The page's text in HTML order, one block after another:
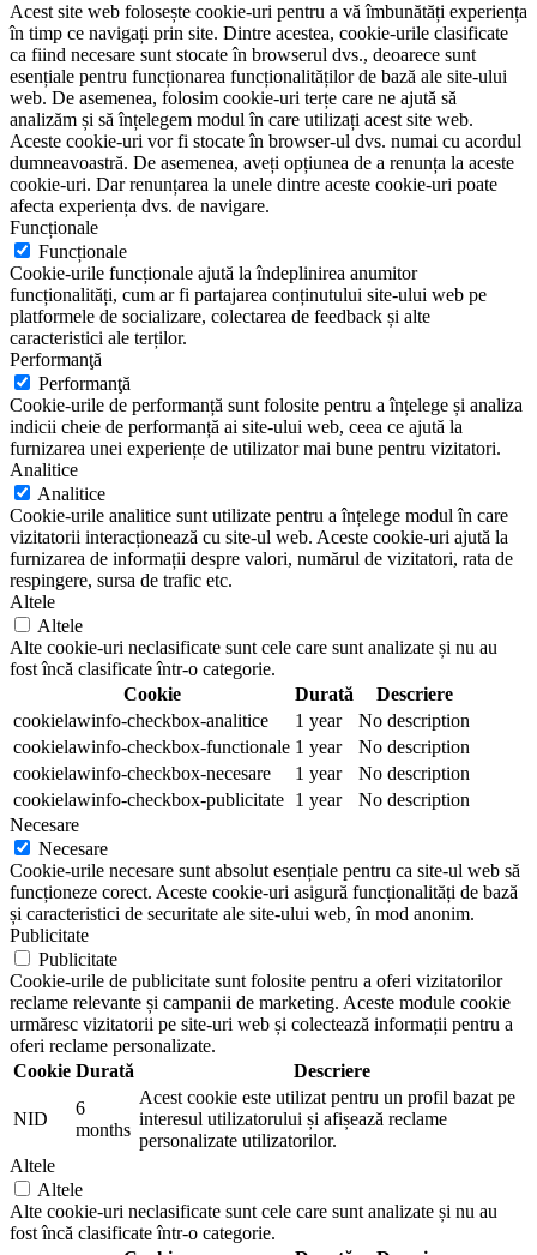
Acest site web folosește cookie-uri pentru a vă îmbunătăți experiența
în timp ce navigați prin site. Dintre acestea, cookie-urile clasificate
ca fiind necesare sunt stocate în browserul dvs., deoarece sunt
esențiale pentru funcționarea funcționalităților de bază ale site-ului
web. De asemenea, folosim cookie-uri terțe care ne ajută să
analizăm și să înțelegem modul în care utilizați acest site web.
Aceste cookie-uri vor fi stocate în browser-ul dvs. numai cu acordul
dumneavoastră. De asemenea, aveți opțiunea de a renunța la aceste
cookie-uri. Dar renunțarea la unele dintre aceste cookie-uri poate
afecta experiența dvs. de navigare.
Funcționale
Funcționale
Cookie-urile funcționale ajută la îndeplinirea anumitor
funcționalități, cum ar fi partajarea conținutului site-ului web pe
platformele de socializare, colectarea de feedback și alte
caracteristici ale terților.
Performanţă
Performanţă
Cookie-urile de performanță sunt folosite pentru a înțelege și analiza
indicii cheie de performanță ai site-ului web, ceea ce ajută la
furnizarea unei experiențe de utilizator mai bune pentru vizitatori.
Analitice
Analitice
Cookie-urile analitice sunt utilizate pentru a înțelege modul în care
vizitatorii interacționează cu site-ul web. Aceste cookie-uri ajută la
furnizarea de informații despre valori, numărul de vizitatori, rata de
respingere, sursa de trafic etc.
Altele
Altele
Alte cookie-uri neclasificate sunt cele care sunt analizate și nu au
fost încă clasificate într-o categorie.
Cookie
Durată
Descriere
cookielawinfo-checkbox-analitice
1 year
No description
cookielawinfo-checkbox-functionale 1 year
No description
cookielawinfo-checkbox-necesare
1 year
No description
cookielawinfo-checkbox-publicitate 1 year
No description
Necesare
Necesare
Cookie-urile necesare sunt absolut esențiale pentru ca site-ul web să
funcționeze corect. Aceste cookie-uri asigură funcționalități de bază
și caracteristici de securitate ale site-ului web, în mod anonim.
Publicitate
Publicitate
Cookie-urile de publicitate sunt folosite pentru a oferi vizitatorilor
reclame relevante și campanii de marketing. Aceste module cookie
urmăresc vizitatorii pe site-uri web și colectează informații pentru a
oferi reclame personalizate.
Cookie Durată Descriere
NID
6
months
Acest cookie este utilizat pentru un profil bazat pe
interesul utilizatorului și afișează reclame
personalizate utilizatorilor.
Altele
Altele
Alte cookie-uri neclasificate sunt cele care sunt analizate și nu au
fost încă clasificate într-o categorie.